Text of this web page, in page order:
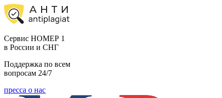
Cервис НОМЕР 1
в России и СНГ
Поддержка по всем
вопросам 24/7
пресса о нас